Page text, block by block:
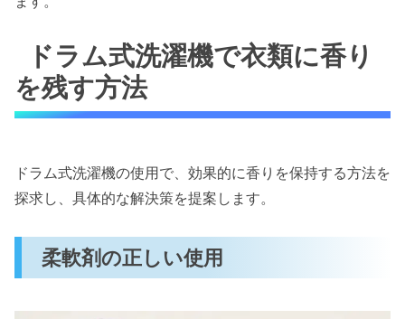
ドラム式洗濯機で衣類に香り
を残す方法
ドラム式洗濯機の使用で、効果的に香りを保持する方法を
探求し、具体的な解決策を提案します。
柔軟剤の正しい使用